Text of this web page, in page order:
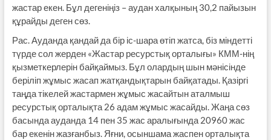
жастар екен. Бұл дегеніңіз – аудан халқының 30,2 пайызын
құрайды деген сөз.
Рас. Ауданда қандай да бір іс-шара өтіп жатса, біз міндетті
түрде сол жерден «Жастар ресурстық орталығы» КММ-нің
қызметкерлерін байқаймыз. Бұл олардың шын мәнісінде
беріліп жұмыс жасап жатқандықтарын байқатады. Қазіргі
таңда тікелей жастармен жұмыс жасайтын аталмыш
ресурстық орталықта 26 адам жұмыс жасайды. Жаңа сөз
басында ауданда 14 пен 35 жас аралығында 20960 жас
бар екенін жазғанбыз. Яғни, осыншама жаспен орталықта